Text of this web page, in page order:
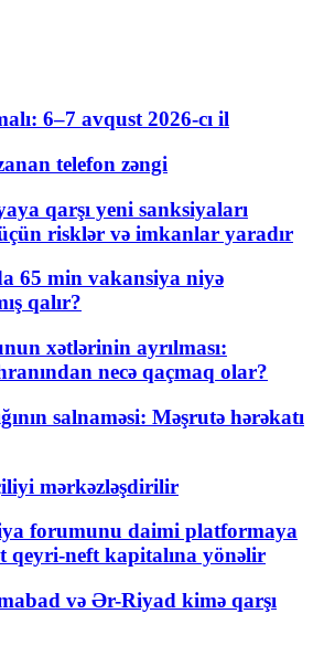
6–7 avqust 2026-cı il
telefon zəngi
qarşı yeni sanksiyaları
risklər və imkanlar yaradır
65 min vakansiya niyə
qalır?
xətlərinin ayrılması:
necə qaçmaq olar?
salnaməsi: Məşrutə hərəkatı
mərkəzləşdirilir
forumunu daimi platformaya
qeyri-neft kapitalına yönəlir
və Ər-Riyad kimə qarşı